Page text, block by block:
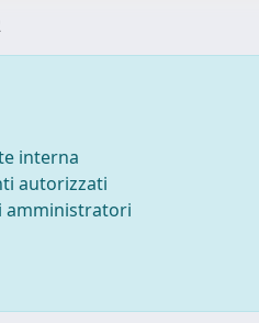
interna
autorizzati
amministratori